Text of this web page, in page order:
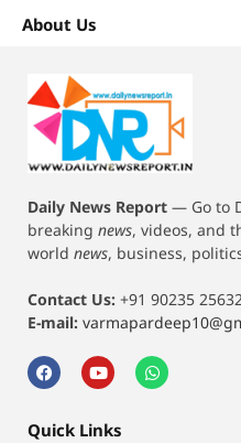
About Us
Daily News Report — Go to
breaking news, videos, and
world news, business,
Contact Us: +91 90235
E-mail:
Quick Links